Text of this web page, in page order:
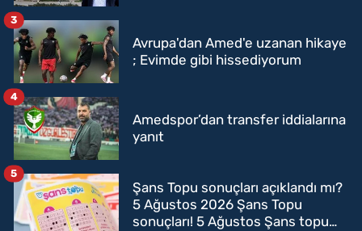
Avrupa'dan Amed'e uzanan hikaye
; Evimde gibi hissediyorum
3
Amedspor’dan transfer iddialarına
yanıt
4
Şans Topu sonuçları açıklandı mı?
5 Ağustos 2026 Şans Topu
sonuçları! 5 Ağustos Şans topu
5